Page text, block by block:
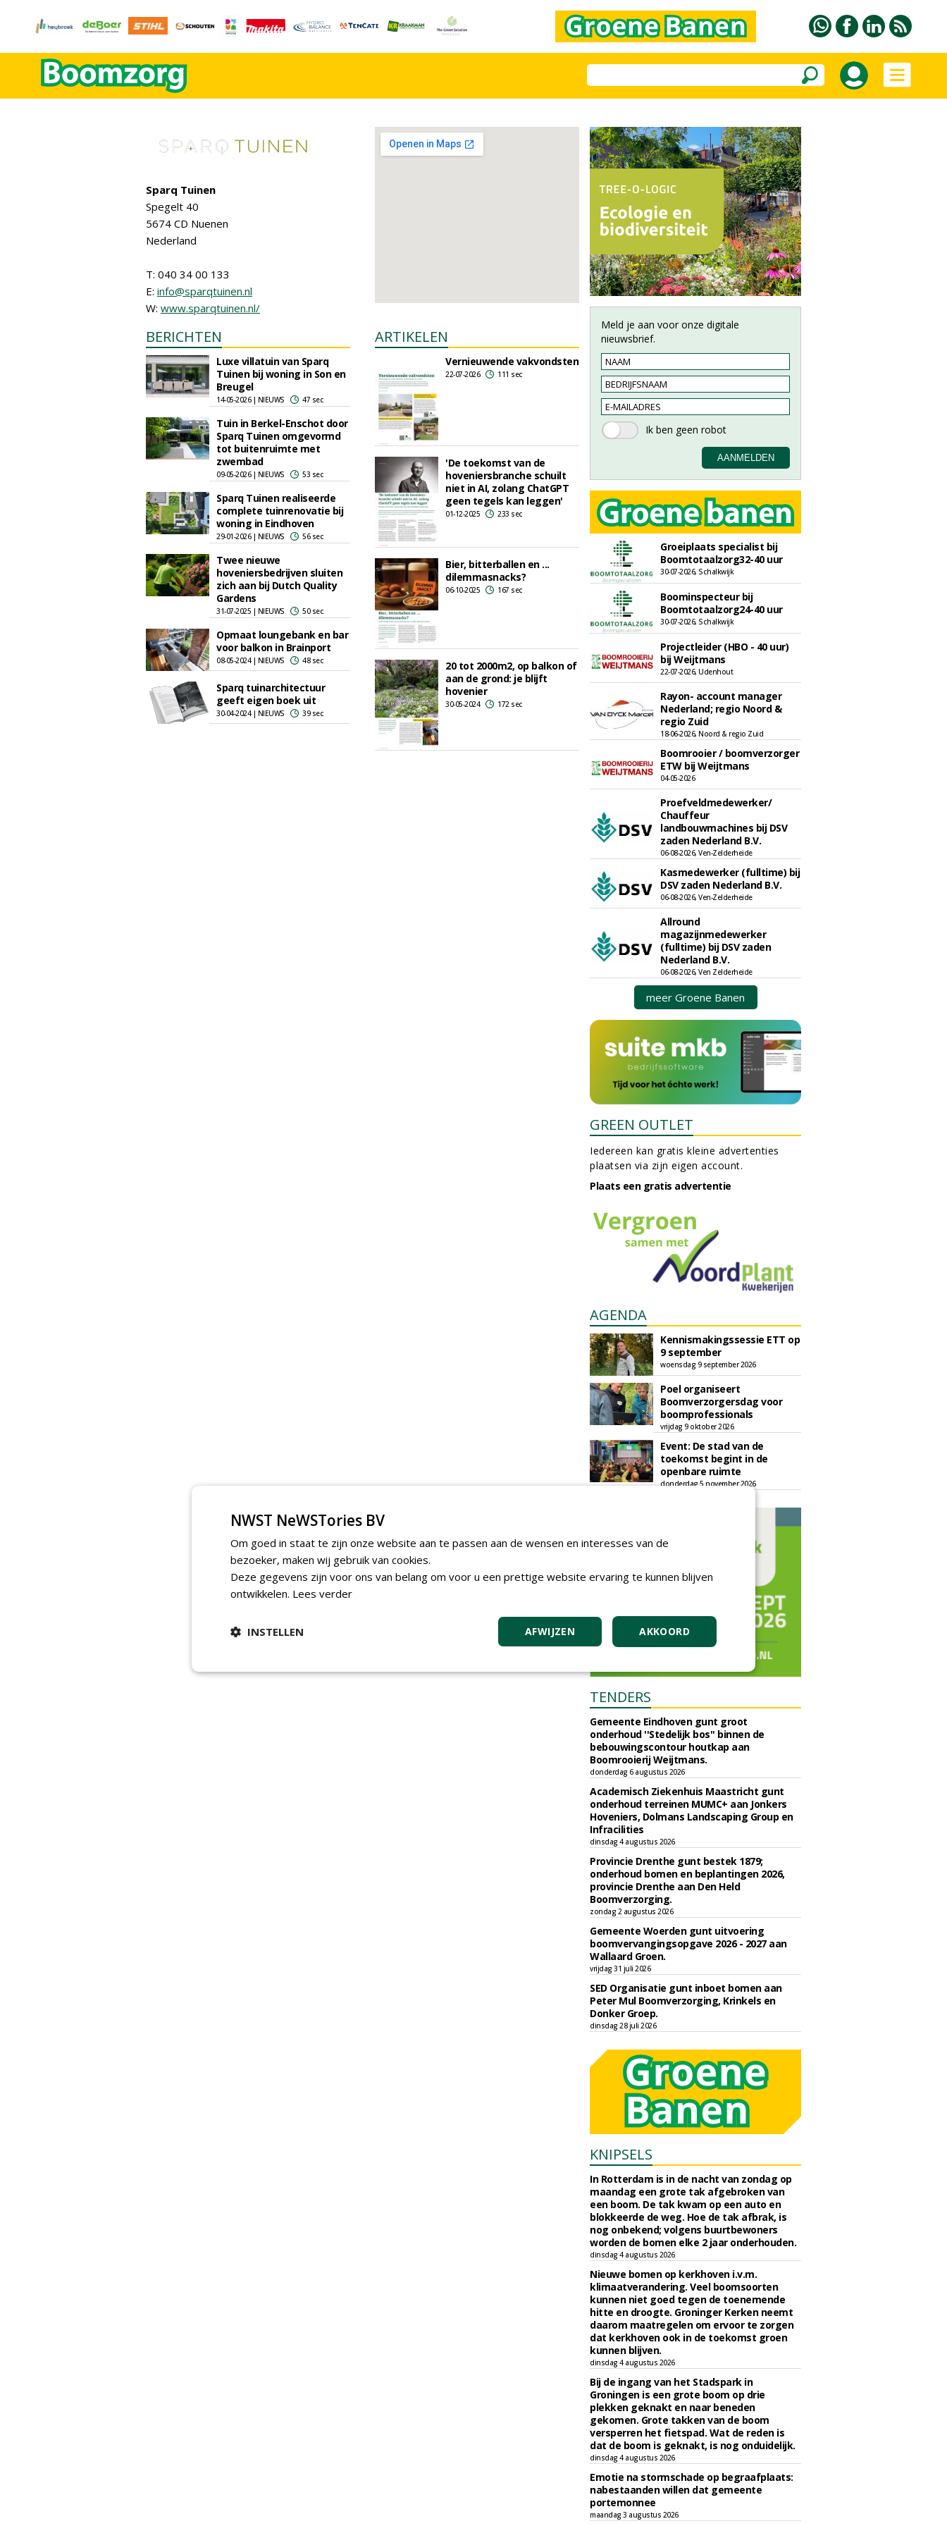
Sparq Tuinen
Spegelt 40
5674 CD Nuenen
Nederland
T: 040 34 00 133
E: info@sparqtuinen.nl
W: www.sparqtuinen.nl/
BERICHTEN
Luxe villatuin van Sparq
Tuinen bij woning in Son en
Breugel
14-05-2026 | NIEUWS 47 sec
Tuin in Berkel-Enschot door
Sparq Tuinen omgevormd
tot buitenruimte met
zwembad
09-05-2026 | NIEUWS 53 sec
Sparq Tuinen realiseerde
complete tuinrenovatie bij
woning in Eindhoven
29-01-2026 | NIEUWS 56 sec
Twee nieuwe
hoveniersbedrijven sluiten
zich aan bij Dutch Quality
Gardens
31-07-2025 | NIEUWS 50 sec
Opmaat loungebank en bar
voor balkon in Brainport
08-05-2024 | NIEUWS 48 sec
Sparq tuinarchitectuur
geeft eigen boek uit
30-04-2024 | NIEUWS 39 sec
ARTIKELEN
Vernieuwende vakvondsten
22-07-2026 111 sec
'De toekomst van de
hoveniersbranche schuilt
niet in AI, zolang ChatGPT
geen tegels kan leggen'
01-12-2025 233 sec
Bier, bitterballen en ...
dilemmasnacks?
06-10-2025 167 sec
20 tot 2000m2, op balkon of
aan de grond: je blijft
hovenier
30-05-2024 172 sec
Meld je aan voor onze digitale
nieuwsbrief.
Groeiplaats specialist bij
Boomtotaalzorg32-40 uur
30-07-2026, Schalkwijk
Boominspecteur bij
Boomtotaalzorg24-40 uur
30-07-2026, Schalkwijk
Projectleider (HBO - 40 uur)
bij Weijtmans
22-07-2026, Udenhout
Rayon- account manager
Nederland; regio Noord &
regio Zuid
18-06-2026, Noord & regio Zuid
Boomrooier / boomverzorger
ETW bij Weijtmans
04-05-2026
Proefveldmedewerker/
Chauffeur
landbouwmachines bij DSV
zaden Nederland B.V.
06-08-2026, Ven-Zelderheide
Kasmedewerker (fulltime) bij
DSV zaden Nederland B.V.
06-08-2026, Ven-Zelderheide
Allround
magazijnmedewerker
(fulltime) bij DSV zaden
Nederland B.V.
06-08-2026, Ven Zelderheide
meer Groene Banen
GREEN OUTLET
Iedereen kan gratis kleine advertenties
plaatsen via zijn eigen account.
Plaats een gratis advertentie
AGENDA
Kennismakingssessie ETT op
9 september
woensdag 9 september 2026
Poel organiseert
Boomverzorgersdag voor
boomprofessionals
vrijdag 9 oktober 2026
Event: De stad van de
toekomst begint in de
openbare ruimte
donderdag 5 november 2026
TENDERS
Gemeente Eindhoven gunt groot
onderhoud ''Stedelijk bos'' binnen de
bebouwingscontour houtkap aan
Boomrooierij Weijtmans.
donderdag 6 augustus 2026
Academisch Ziekenhuis Maastricht gunt
onderhoud terreinen MUMC+ aan Jonkers
Hoveniers, Dolmans Landscaping Group en
Infracilities
dinsdag 4 augustus 2026
Provincie Drenthe gunt bestek 1879;
onderhoud bomen en beplantingen 2026,
provincie Drenthe aan Den Held
Boomverzorging.
zondag 2 augustus 2026
Gemeente Woerden gunt uitvoering
boomvervangingsopgave 2026 - 2027 aan
Wallaard Groen.
vrijdag 31 juli 2026
SED Organisatie gunt inboet bomen aan
Peter Mul Boomverzorging, Krinkels en
Donker Groep.
dinsdag 28 juli 2026
KNIPSELS
In Rotterdam is in de nacht van zondag op
maandag een grote tak afgebroken van
een boom. De tak kwam op een auto en
blokkeerde de weg. Hoe de tak afbrak, is
nog onbekend; volgens buurtbewoners
worden de bomen elke 2 jaar onderhouden.
dinsdag 4 augustus 2026
Nieuwe bomen op kerkhoven i.v.m.
klimaatverandering. Veel boomsoorten
kunnen niet goed tegen de toenemende
hitte en droogte. Groninger Kerken neemt
daarom maatregelen om ervoor te zorgen
dat kerkhoven ook in de toekomst groen
kunnen blijven.
dinsdag 4 augustus 2026
Bij de ingang van het Stadspark in
Groningen is een grote boom op drie
plekken geknakt en naar beneden
gekomen. Grote takken van de boom
versperren het fietspad. Wat de reden is
dat de boom is geknakt, is nog onduidelijk.
dinsdag 4 augustus 2026
Emotie na stormschade op begraafplaats:
nabestaanden willen dat gemeente
portemonnee
maandag 3 augustus 2026
NWST NeWSTories BV
Om goed in staat te zijn onze website aan te passen aan de wensen en interesses van de
bezoeker, maken wij gebruik van cookies.
Deze gegevens zijn voor ons van belang om voor u een prettige website ervaring te kunnen blijven
ontwikkelen. Lees verder
AKKOORD
AFWIJZEN
INSTELLEN